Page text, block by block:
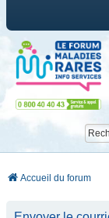
Accueil du forum